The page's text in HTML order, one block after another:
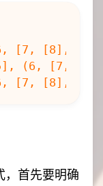
，首先要明确